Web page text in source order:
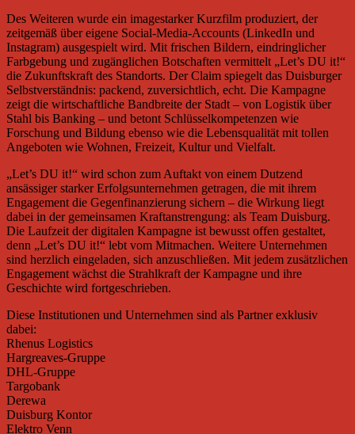
Des Weiteren wurde ein imagestarker Kurzfilm produziert, der
zeitgemäß über eigene Social-Media-Accounts (LinkedIn und
Instagram) ausgespielt wird. Mit frischen Bildern, eindringlicher
Farbgebung und zugänglichen Botschaften vermittelt „Let’s DU it!“
die Zukunftskraft des Standorts. Der Claim spiegelt das Duisburger
Selbstverständnis: packend, zuversichtlich, echt. Die Kampagne
zeigt die wirtschaftliche Bandbreite der Stadt – von Logistik über
Stahl bis Banking – und betont Schlüsselkompetenzen wie
Forschung und Bildung ebenso wie die Lebensqualität mit tollen
Angeboten wie Wohnen, Freizeit, Kultur und Vielfalt.
„Let’s DU it!“ wird schon zum Auftakt von einem Dutzend
ansässiger starker Erfolgsunternehmen getragen, die mit ihrem
Engagement die Gegenfinanzierung sichern – die Wirkung liegt
dabei in der gemeinsamen Kraftanstrengung: als Team Duisburg.
Die Laufzeit der digitalen Kampagne ist bewusst offen gestaltet,
denn „Let’s DU it!“ lebt vom Mitmachen. Weitere Unternehmen
sind herzlich eingeladen, sich anzuschließen. Mit jedem zusätzlichen
Engagement wächst die Strahlkraft der Kampagne und ihre
Geschichte wird fortgeschrieben.
Diese Institutionen und Unternehmen sind als Partner exklusiv
dabei:
Rhenus Logistics
Hargreaves-Gruppe
DHL-Gruppe
Targobank
Derewa
Duisburg Kontor
Elektro Venn